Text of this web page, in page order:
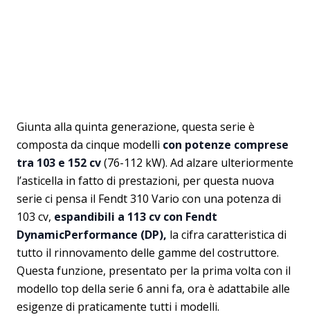
Giunta alla quinta generazione, questa serie è
composta da cinque modelli con potenze comprese
tra 103 e 152 cv(76-112 kW). Ad alzare ulteriormente
l’asticella in fatto di prestazioni, per questa nuova
serie ci pensa il Fendt 310 Vario con una potenza di
103 cv, espandibili a 113 cv con Fendt
DynamicPerformance (DP), la cifra caratteristica di
tutto il rinnovamento delle gamme del costruttore.
Questa funzione, presentato per la prima volta con il
modello top della serie 6 anni fa, ora è adattabile alle
esigenze di praticamente tutti i modelli.